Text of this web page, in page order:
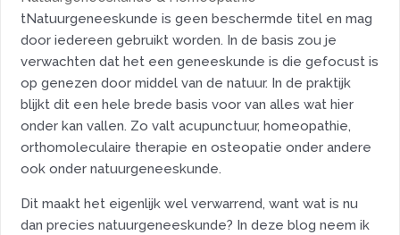
tNatuurgeneeskunde is geen beschermde titel en mag
door iedereen gebruikt worden. In de basis zou je
verwachten dat het een geneeskunde is die gefocust is
op genezen door middel van de natuur. In de praktijk
blijkt dit een hele brede basis voor van alles wat hier
onder kan vallen. Zo valt acupunctuur, homeopathie,
orthomoleculaire therapie en osteopatie onder andere
ook onder natuurgeneeskunde.
Dit maakt het eigenlijk wel verwarrend, want wat is nu
dan precies natuurgeneeskunde? In deze blog neem ik